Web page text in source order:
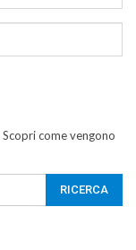
Scopri come vengono